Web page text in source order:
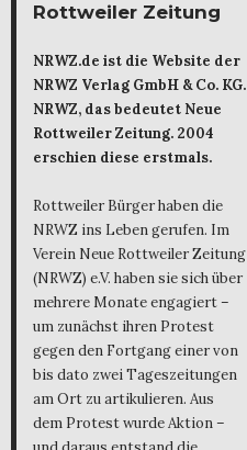
Rottweiler Zeitung
NRWZ.de ist die Website der
NRWZ Verlag GmbH & Co. KG.
NRWZ, das bedeutet Neue
Rottweiler Zeitung. 2004
erschien diese erstmals.
Rottweiler Bürger haben die
NRWZ ins Leben gerufen. Im
Verein Neue Rottweiler Zeitung
(NRWZ) e.V. haben sie sich über
mehrere Monate engagiert –
um zunächst ihren Protest
gegen den Fortgang einer von
bis dato zwei Tageszeitungen
am Ort zu artikulieren. Aus
dem Protest wurde Aktion –